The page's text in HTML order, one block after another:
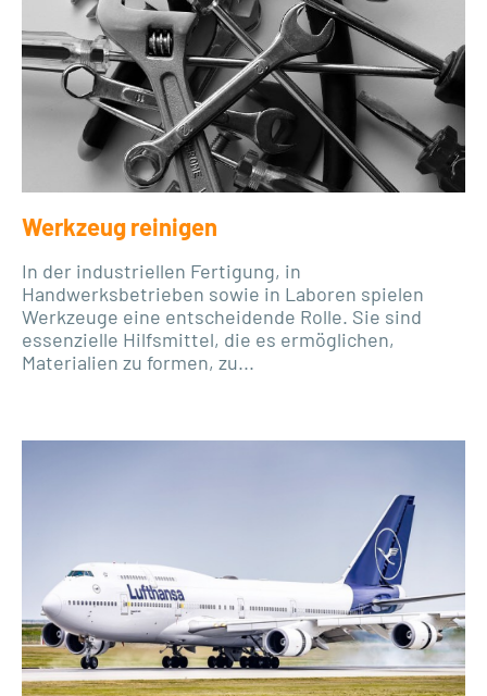
Werkzeug reinigen
In der industriellen Fertigung, in
Handwerksbetrieben sowie in Laboren spielen
Werkzeuge eine entscheidende Rolle. Sie sind
essenzielle Hilfsmittel, die es ermöglichen,
Materialien zu formen, zu...